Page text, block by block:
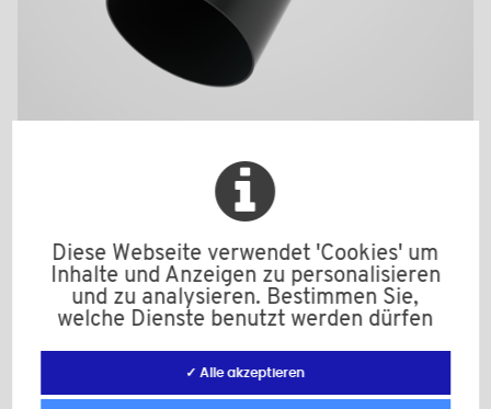
M: 22
d: 34,0
d1: 28,3
D: 36,0
h: 20,0
H: 65,0
Mindestverkaufsmenge : 5000
Diese Webseite verwendet 'Cookies' um
Inhalte und Anzeigen zu personalisieren
und zu analysieren. Bestimmen Sie,
welche Dienste benutzt werden dürfen
✓ Alle akzeptieren